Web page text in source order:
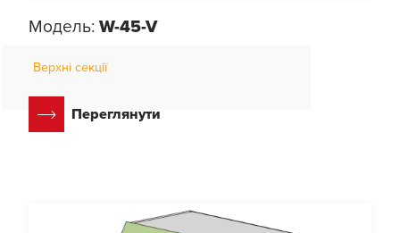
Модель: W-45-V
Верхні секції
Переглянути